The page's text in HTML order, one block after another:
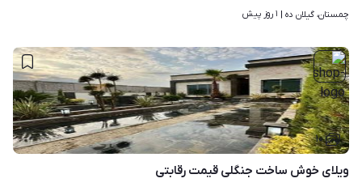
چمستان، گیلان ده | ۱ روز پیش
۱۰
ویلای خوش ساخت جنگلی قیمت رقابتی